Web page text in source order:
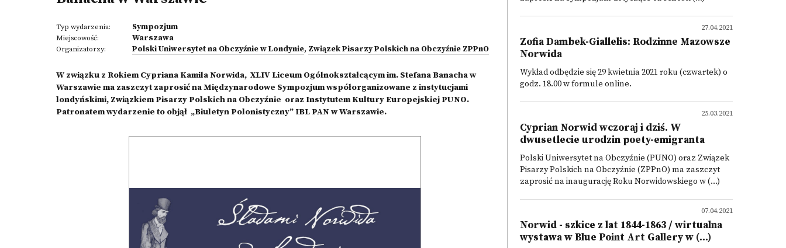
Typ wydarzenia: Sympozjum
Miejscowość: Warszawa
Organizatorzy: Polski Uniwersytet na Obczyźnie w Londynie, Związek Pisarzy Polskich na Obczyźnie ZPPnO
W związku z Rokiem Cypriana Kamila Norwida, XLIV Liceum Ogólnokształcącym im. Stefana Banacha w
Warszawie ma zaszczyt zaprosić na Międzynarodowe Sympozjum współorganizowane z instytucjami
londyńskimi, Związkiem Pisarzy Polskich na Obczyźnie oraz Instytutem Kultury Europejskiej PUNO.
Patronatem wydarzenie to objął „Biuletyn Polonistyczny” IBL PAN w Warszawie.
27.04.2021
Zofia Dambek-Giallelis: Rodzinne Mazowsze
Norwida
Wykład odbędzie się 29 kwietnia 2021 roku (czwartek) o
godz. 18.00 w formule online.
25.03.2021
Cyprian Norwid wczoraj i dziś. W
dwusetlecie urodzin poety-emigranta
Polski Uniwersytet na Obczyźnie (PUNO) oraz Związek
Pisarzy Polskich na Obczyźnie (ZPPnO) ma zaszczyt
zaprosić na inaugurację Roku Norwidowskiego w (...)
07.04.2021
Norwid - szkice z lat 1844-1863 / wirtualna
wystawa w Blue Point Art Gallery w (...)